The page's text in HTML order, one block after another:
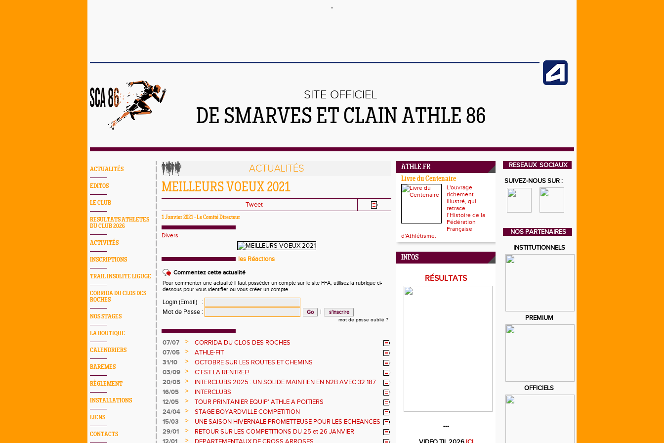
SITE OFFICIEL
DE SMARVES ET CLAIN ATHLE 86
ACTUALITÉS
EDITOS
LE CLUB
RESULTATS ATHLETES
DU CLUB 2026
ACTIVITÉS
INSCRIPTIONS
TRAIL INSOLITE LIGUGE
CORRIDA DU CLOS DES
ROCHES
NOS STAGES
LA BOUTIQUE
CALENDRIERS
BAREMES
RÈGLEMENT
INSTALLATIONS
LIENS
CONTACTS
ACTUALITÉS
MEILLEURS VOEUX 2021
Tweet
1 Janvier 2021 - Le Comité Directeur
Divers
les Réactions
Commentez cette actualité
Pour commenter une actualité il faut posséder un compte sur le site FFA, utilisez la rubrique ci-
dessous pour vous identifier ou vous créer un compte.
Login (Email)
:
Mot de Passe : |
mot de passe oublié ?
07/07 >
CORRIDA DU CLOS DES ROCHES
07/05
>
ATHLE-FIT
31/10
>
OCTOBRE SUR LES ROUTES ET CHEMINS
03/09
>
C'EST LA RENTREE!
20/05
>
INTERCLUBS 2025 : UN SOLIDE MAINTIEN EN N2B AVEC 32 187
POINTS !
16/05 >
INTERCLUBS
12/05
>
TOUR PRINTANIER EQUIP' ATHLE A POITIERS
24/04
>
STAGE BOYARDVILLE COMPETITION
15/03
>
UNE SAISON HIVERNALE PROMETTEUSE POUR LES ECHEANCES
ESTIVALES
29/01 >
RETOUR SUR LES COMPETITIONS DU 25 et 26 JANVIER
>
ATHLE.FR
Livre du Centenaire
L'ouvrage
richement
illustré, qui
retrace
l’Histoire de la
Fédération
Française
d'Athlétisme.
INFOS
RÉSULTATS
---
RESEAUX SOCIAUX
SUIVEZ-NOUS SUR :
NOS PARTENAIRES
INSTITUTIONNELS
PREMIUM
OFFICIELS